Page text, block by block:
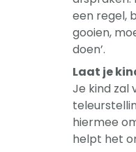
een regel,
gooien,
doen’.
Laat je
Je kind zal
hiermee
helpt het